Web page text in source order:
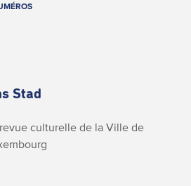
Stad
culturelle de la Ville de